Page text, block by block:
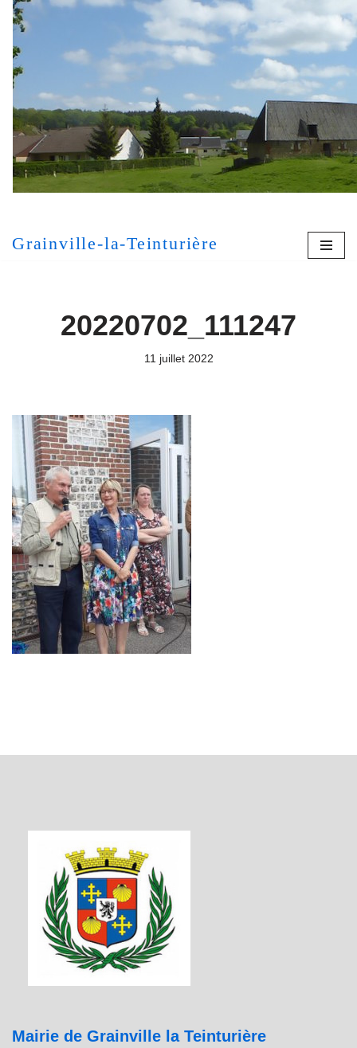
Aller
au
contenu
Grainville-la-Teinturière
20220702_111247
11 juillet 2022
Mairie de Grainville la Teinturière